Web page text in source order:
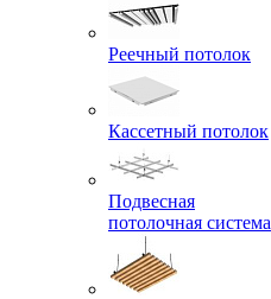
Реечный потолок
Кассетный потолок
Подвесная
потолочная система